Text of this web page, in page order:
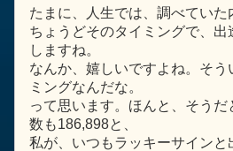
たまに、人生では、調べていた
ちょうどそのタイミングで、出
しますね。
なんか、嬉しいですよね。そう
ミングなんだな。
って思います。ほんと、そうだ
数も186,898と、
私が、いつもラッキーサインと